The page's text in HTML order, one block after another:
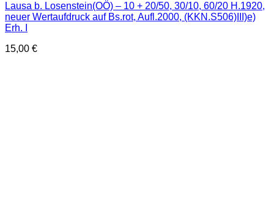
Lausa b. Losenstein(OÖ) – 10 + 20/50, 30/10, 60/20 H.1920,
neuer Wertaufdruck auf Bs.rot, Aufl.2000, (KKN.S506)III)e)
Erh. I
15,00 €